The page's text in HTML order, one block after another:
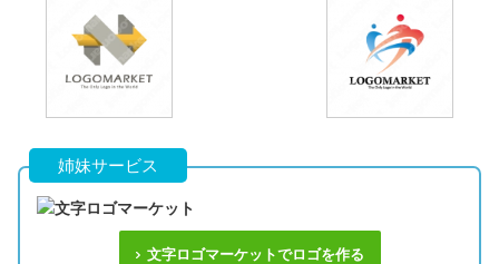
姉妹サービス
文字ロゴマーケットでロゴを作る